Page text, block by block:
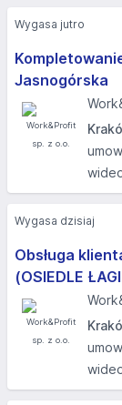
Jasnogórska​
Wygasa jutro
Obsługa
(OSIEDLE
Wygasa dzisiaj